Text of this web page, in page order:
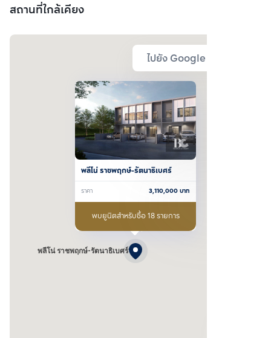
สถานที่ใกล้เคียง
ไปยัง Google Map
พลีโน่ ราชพฤกษ์-รัตนาธิเบศร์
พลีโน่ ราชพฤกษ์-รัตนาธิเบศร์
ราคา 3,110,000บาท
พบยูนิตสำหรับซื้อ 18 รายการ